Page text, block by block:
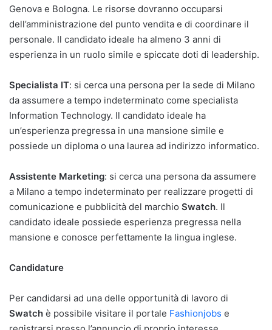
Genova e Bologna. Le risorse dovranno occuparsi
dell’amministrazione del punto vendita e di coordinare il
personale. Il candidato ideale ha almeno 3 anni di
esperienza in un ruolo simile e spiccate doti di leadership.
Specialista IT: si cerca una persona per la sede di Milano
da assumere a tempo indeterminato come specialista
Information Technology. Il candidato ideale ha
un’esperienza pregressa in una mansione simile e
possiede un diploma o una laurea ad indirizzo informatico.
Assistente Marketing: si cerca una persona da assumere
a Milano a tempo indeterminato per realizzare progetti di
comunicazione e pubblicità del marchio Swatch. Il
candidato ideale possiede esperienza pregressa nella
mansione e conosce perfettamente la lingua inglese.
Candidature
Per candidarsi ad una delle opportunità di lavoro di
Swatch è possibile visitare il portale Fashionjobs e